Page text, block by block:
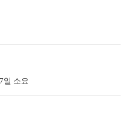
용지
인상과 품격을 결정합니다.
일 소요